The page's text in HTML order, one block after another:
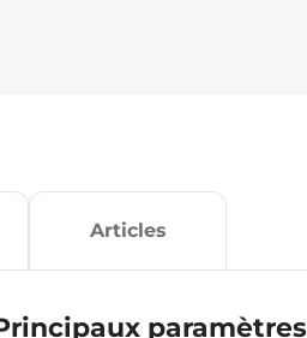
Articles
paramètres